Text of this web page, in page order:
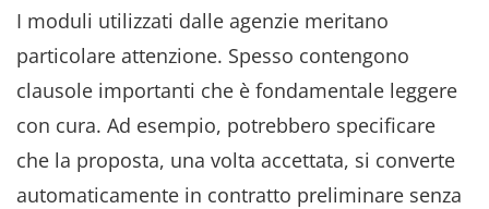
I moduli utilizzati dalle agenzie meritano
particolare attenzione. Spesso contengono
clausole importanti che è fondamentale leggere
con cura. Ad esempio, potrebbero specificare
che la proposta, una volta accettata, si converte
automaticamente in contratto preliminare senza